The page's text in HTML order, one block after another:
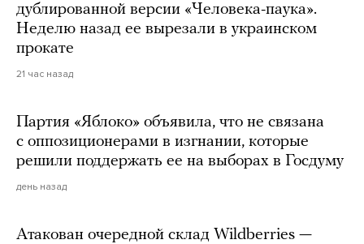
дублированной версии «Человека-паука».
Неделю назад ее вырезали в украинском
прокате
21 час назад
Партия «Яблоко» объявила, что не связана
с оппозиционерами в изгнании, которые
решили поддержать ее на выборах в Госдуму
день назад
Атакован очередной склад Wildberries —